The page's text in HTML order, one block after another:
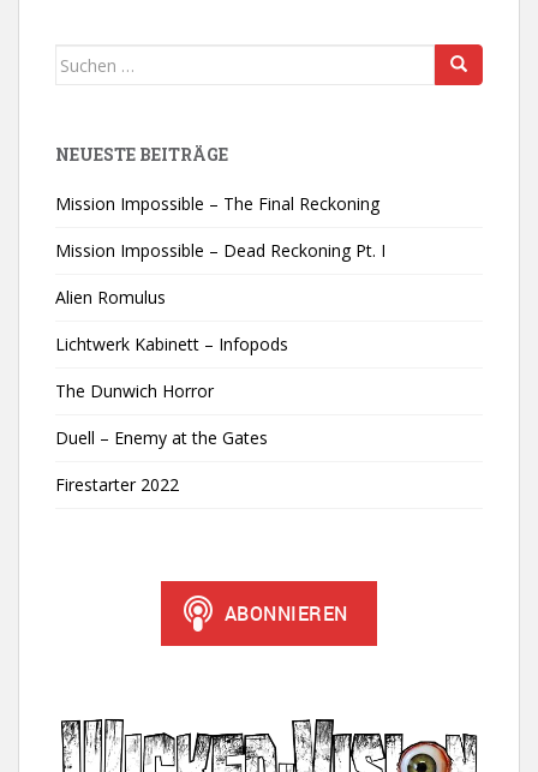
Suchen
NEUESTE BEITRÄGE
Mission Impossible – The Final Reckoning
Mission Impossible – Dead Reckoning Pt. I
Alien Romulus
Lichtwerk Kabinett – Infopods
The Dunwich Horror
Duell – Enemy at the Gates
Firestarter 2022